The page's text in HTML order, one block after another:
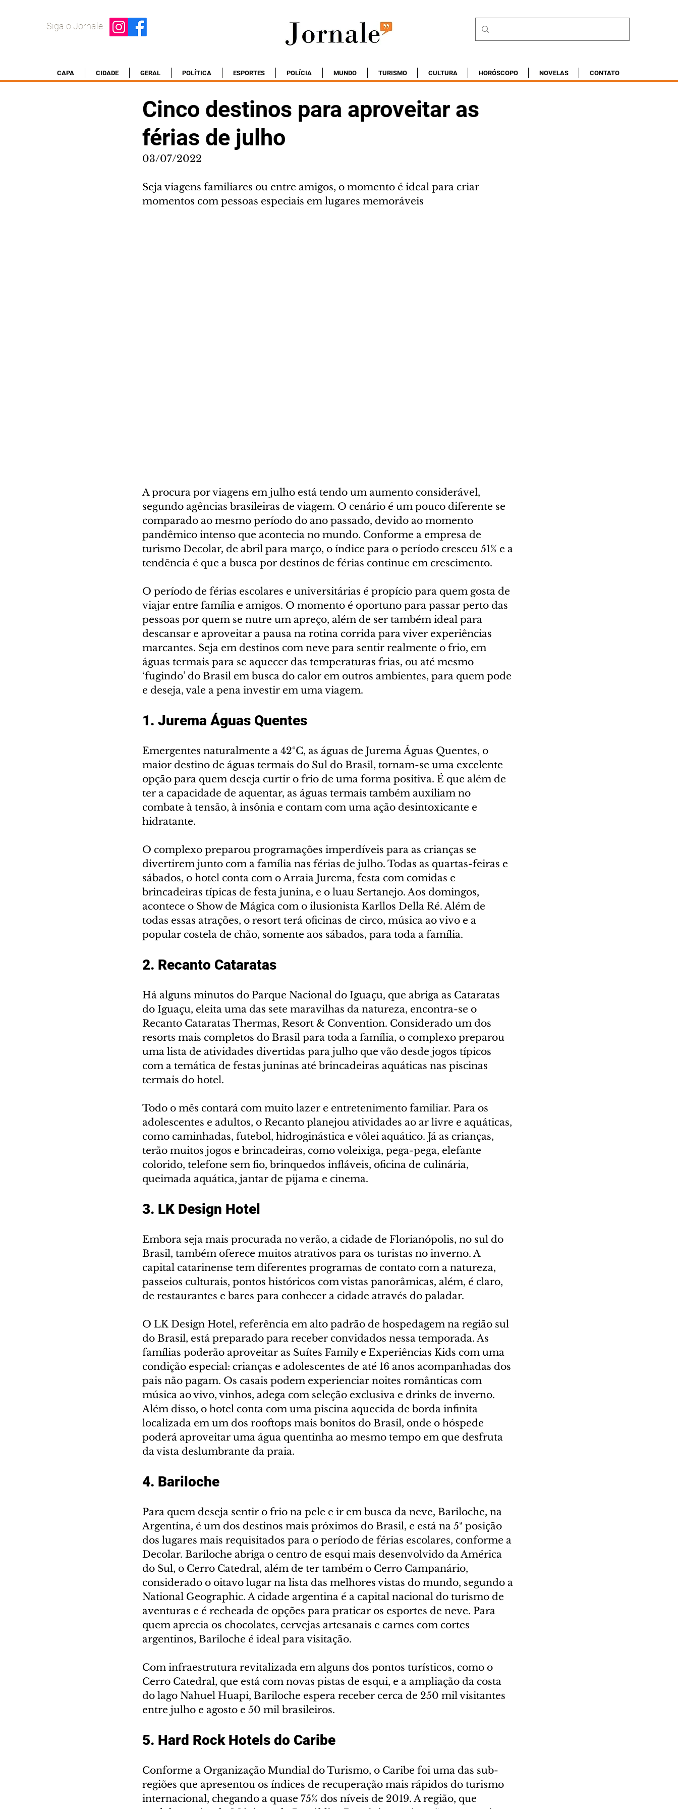
Siga o Jornale
CAPA CIDADE GERAL POLÍTICA ESPORTES POLÍCIA MUNDO TURISMO CULTURA HORÓSCOPO NOVELAS CONTATO
Cinco destinos para aproveitar as
férias de julho
03/07/2022
Seja viagens familiares ou entre amigos, o momento é ideal para criar
momentos com pessoas especiais em lugares memoráveis
A procura por viagens em julho está tendo um aumento considerável,
segundo agências brasileiras de viagem. O cenário é um pouco diferente se
comparado ao mesmo período do ano passado, devido ao momento
pandêmico intenso que acontecia no mundo. Conforme a empresa de
turismo Decolar, de abril para março, o índice para o período cresceu 51% e a
tendência é que a busca por destinos de férias continue em crescimento.
O período de férias escolares e universitárias é propício para quem gosta de
viajar entre família e amigos. O momento é oportuno para passar perto das
pessoas por quem se nutre um apreço, além de ser também ideal para
descansar e aproveitar a pausa na rotina corrida para viver experiências
marcantes. Seja em destinos com neve para sentir realmente o frio, em
águas termais para se aquecer das temperaturas frias, ou até mesmo
‘fugindo’ do Brasil em busca do calor em outros ambientes, para quem pode
e deseja, vale a pena investir em uma viagem.
1. Jurema Águas Quentes
Emergentes naturalmente a 42ºC, as águas de Jurema Águas Quentes, o
maior destino de águas termais do Sul do Brasil, tornam-se uma excelente
opção para quem deseja curtir o frio de uma forma positiva. É que além de
ter a capacidade de aquentar, as águas termais também auxiliam no
combate à tensão, à insônia e contam com uma ação desintoxicante e
hidratante.
O complexo preparou programações imperdíveis para as crianças se
divertirem junto com a família nas férias de julho. Todas as quartas-feiras e
sábados, o hotel conta com o Arraia Jurema, festa com comidas e
brincadeiras típicas de festa junina, e o luau Sertanejo. Aos domingos,
acontece o Show de Mágica com o ilusionista Karllos Della Ré. Além de
todas essas atrações, o resort terá oficinas de circo, música ao vivo e a
popular costela de chão, somente aos sábados, para toda a família.
2. Recanto Cataratas
Há alguns minutos do Parque Nacional do Iguaçu, que abriga as Cataratas
do Iguaçu, eleita uma das sete maravilhas da natureza, encontra-se o
Recanto Cataratas Thermas, Resort & Convention. Considerado um dos
resorts mais completos do Brasil para toda a família, o complexo preparou
uma lista de atividades divertidas para julho que vão desde jogos típicos
com a temática de festas juninas até brincadeiras aquáticas nas piscinas
termais do hotel.
Todo o mês contará com muito lazer e entretenimento familiar. Para os
adolescentes e adultos, o Recanto planejou atividades ao ar livre e aquáticas,
como caminhadas, futebol, hidroginástica e vôlei aquático. Já as crianças,
terão muitos jogos e brincadeiras, como voleixiga, pega-pega, elefante
colorido, telefone sem fio, brinquedos infláveis, oficina de culinária,
queimada aquática, jantar de pijama e cinema.
3. LK Design Hotel
Embora seja mais procurada no verão, a cidade de Florianópolis, no sul do
Brasil, também oferece muitos atrativos para os turistas no inverno. A
capital catarinense tem diferentes programas de contato com a natureza,
passeios culturais, pontos históricos com vistas panorâmicas, além, é claro,
de restaurantes e bares para conhecer a cidade através do paladar.
O LK Design Hotel, referência em alto padrão de hospedagem na região sul
do Brasil, está preparado para receber convidados nessa temporada. As
famílias poderão aproveitar as Suítes Family e Experiências Kids com uma
condição especial: crianças e adolescentes de até 16 anos acompanhadas dos
pais não pagam. Os casais podem experienciar noites românticas com
música ao vivo, vinhos, adega com seleção exclusiva e drinks de inverno.
Além disso, o hotel conta com uma piscina aquecida de borda infinita
localizada em um dos rooftops mais bonitos do Brasil, onde o hóspede
poderá aproveitar uma água quentinha ao mesmo tempo em que desfruta
da vista deslumbrante da praia.
4. Bariloche
Para quem deseja sentir o frio na pele e ir em busca da neve, Bariloche, na
Argentina, é um dos destinos mais próximos do Brasil, e está na 5ª posição
dos lugares mais requisitados para o período de férias escolares, conforme a
Decolar. Bariloche abriga o centro de esqui mais desenvolvido da América
do Sul, o Cerro Catedral, além de ter também o Cerro Campanário,
considerado o oitavo lugar na lista das melhores vistas do mundo, segundo a
National Geographic. A cidade argentina é a capital nacional do turismo de
aventuras e é recheada de opções para praticar os esportes de neve. Para
quem aprecia os chocolates, cervejas artesanais e carnes com cortes
argentinos, Bariloche é ideal para visitação.
Com infraestrutura revitalizada em alguns dos pontos turísticos, como o
Cerro Catedral, que está com novas pistas de esqui, e a ampliação da costa
do lago Nahuel Huapi, Bariloche espera receber cerca de 250 mil visitantes
entre julho e agosto e 50 mil brasileiros.
5. Hard Rock Hotels do Caribe
Conforme a Organização Mundial do Turismo, o Caribe foi uma das sub-
regiões que apresentou os índices de recuperação mais rápidos do turismo
internacional, chegando a quase 75% dos níveis de 2019. A região, que